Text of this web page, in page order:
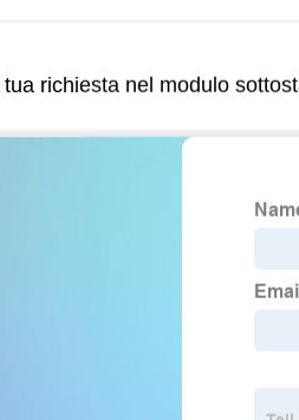
richiesta nel modulo